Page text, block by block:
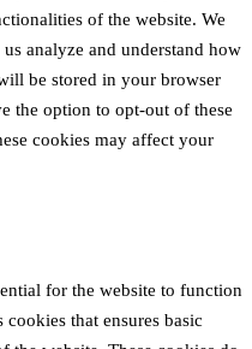
of the website. We
analyze and understand how
be stored in your browser
the option to opt-out of these
cookies may affect your
for the website to function
that ensures basic